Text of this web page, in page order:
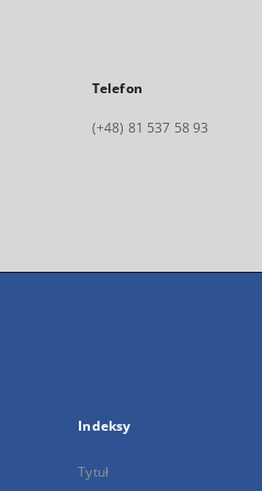
Telefon
(+48) 81 537 58 93
Indeksy
Tytuł